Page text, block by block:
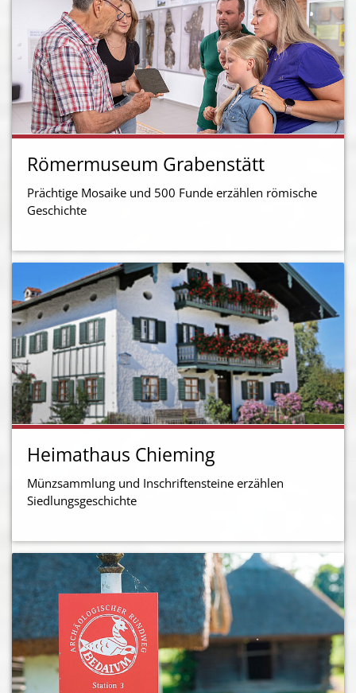
Römermuseum Grabenstätt
Prächtige Mosaike und 500 Funde erzählen römische
Geschichte
Heimathaus Chieming
Münzsammlung und Inschriftensteine erzählen
Siedlungsgeschichte